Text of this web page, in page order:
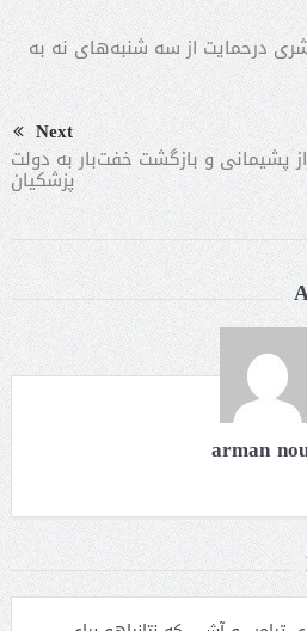
حقوق بشری درحمایت از سه‌ شنبه‌های نه به
Next
پشیمانی و بازگشت خفت‌بار به دولت
پزشکیان
arman